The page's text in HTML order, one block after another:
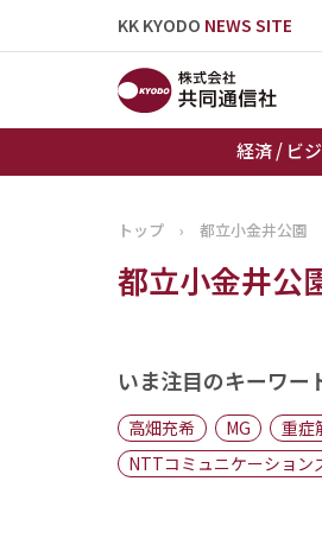
KK KYODO NEWS SITE
経済 / ビ
トップペー
お知らせ
トップ › 都立小金井公園
都立小金井公
いま注目のキーワー
高畑充希 MG 重症
NTTコミュニケーション